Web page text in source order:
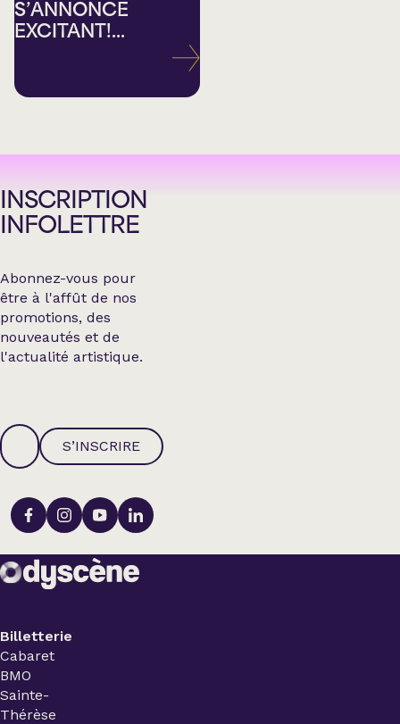
S’ANNONCE
EXCITANT!...
INSCRIPTION
INFOLETTRE
Abonnez-vous pour
être à l'affût de nos
promotions, des
nouveautés et de
l'actualité artistique.
S’INSCRIRE
Billetterie
Cabaret
BMO
Sainte-
Thérèse